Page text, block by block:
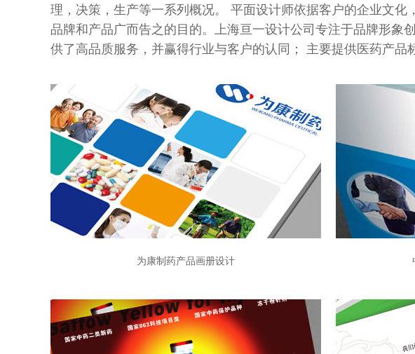
理，决策，生产等一系列概况。 平面设计师依据客户的企业文
品牌和产品广而告之的目的。上海亘一设计公司专注于品牌形象
供了高品质服务，并赢得行业与客户的认同； 主要提供医药产品
为康制药产品画册设计